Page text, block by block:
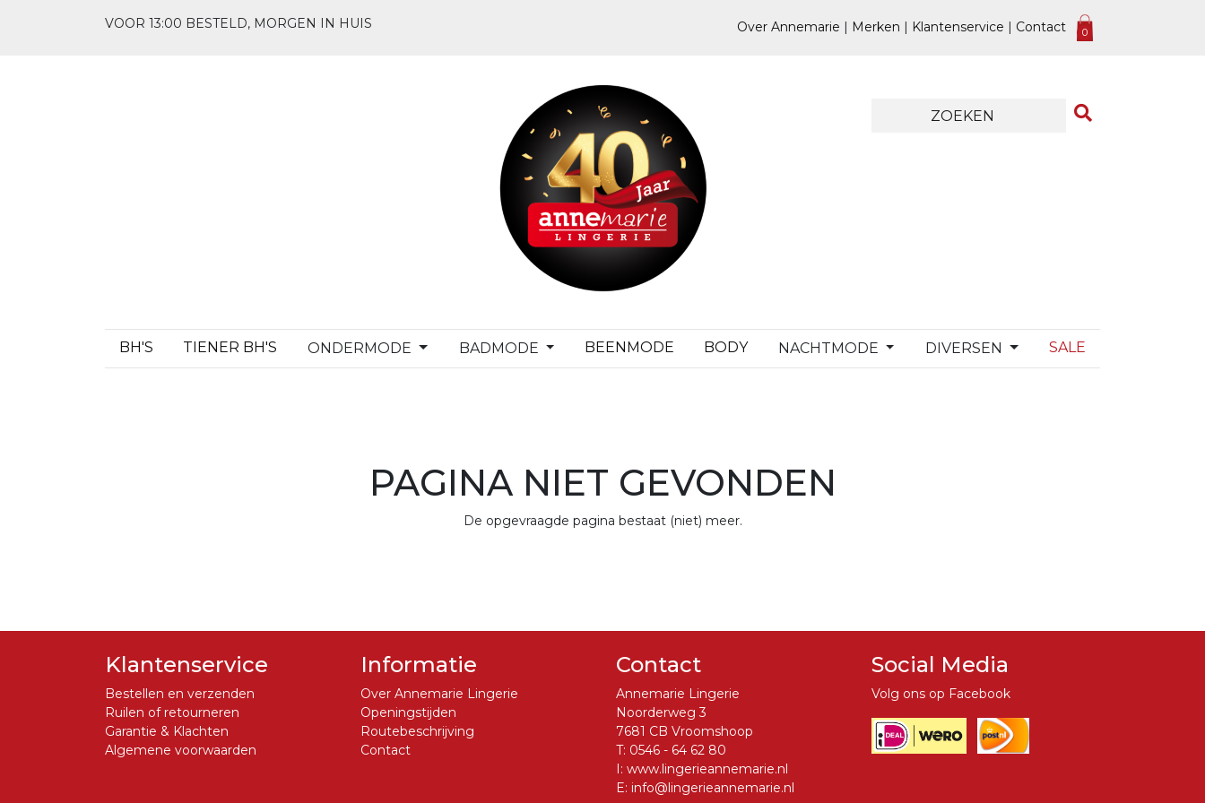
VOOR 13:00 BESTELD, MORGEN IN HUIS Over Annemarie | Merken | Klantenservice | Contact 0
BH'S TIENER BH'S ONDERMODE BADMODE BEENMODE BODY NACHTMODE DIVERSEN SALE
PAGINA NIET GEVONDEN
De opgevraagde pagina bestaat (niet) meer.
Klantenservice
Bestellen en verzenden
Ruilen of retourneren
Garantie & Klachten
Algemene voorwaarden
Informatie
Over Annemarie Lingerie
Openingstijden
Routebeschrijving
Contact
Contact
Annemarie Lingerie
Noorderweg 3
7681 CB Vroomshoop
T: 0546 - 64 62 80
I: www.lingerieannemarie.nl
E: info@lingerieannemarie.nl
Social Media
Volg ons op Facebook